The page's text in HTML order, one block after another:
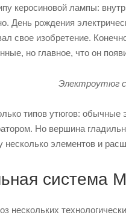
керосиновой лампы:
День рождения
свое изобретение.
но главное, что он
Электроутюг
типов утюгов:
Но вершина
элементов и
система
нескольких